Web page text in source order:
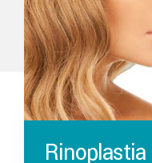
Rinoplastia